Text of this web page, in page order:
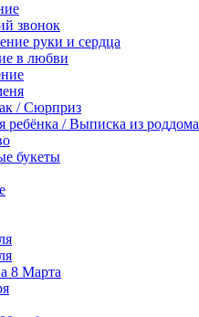
звонок
руки и сердца
в любви
/ Сюрприз
ребёнка / Выписка из роддома
букеты
8 Марта